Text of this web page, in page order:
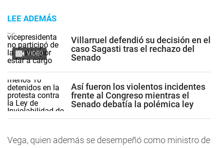
LEE ADEMÁS
VIDEO
Villarruel defendió su decisión en el
caso Sagasti tras el rechazo del
Senado
Así fueron los violentos incidentes
frente al Congreso mientras el
Senado debatía la polémica ley
Vega, quien además se desempeñó como ministro de